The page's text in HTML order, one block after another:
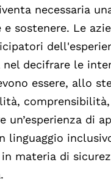
necessaria
e sostenere. Le
decifrare le
essere, allo
un’esperienza di
linguaggio
materia di